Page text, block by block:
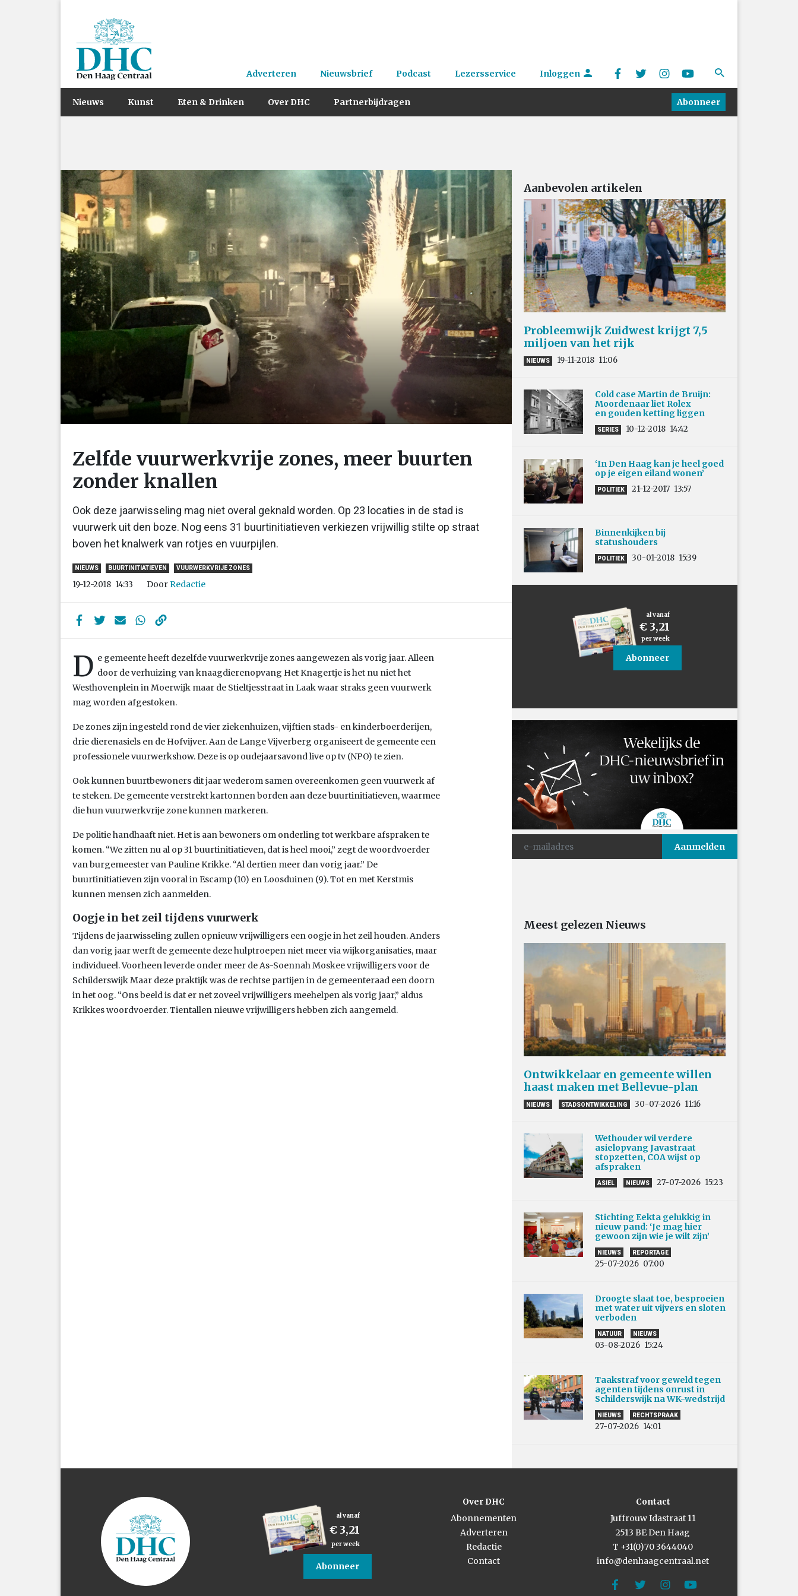
Adverteren Nieuwsbrief Podcast Lezersservice Inloggen
Nieuws Kunst Eten & Drinken Over DHC Partnerbijdragen Abonneer
Zelfde vuurwerkvrije zones, meer buurten
zonder knallen
Ook deze jaarwisseling mag niet overal geknald worden. Op 23 locaties in de stad is
vuurwerk uit den boze. Nog eens 31 buurtinitiatieven verkiezen vrijwillig stilte op straat
boven het knalwerk van rotjes en vuurpijlen.
NIEUWS BUURTINITIATIEVEN VUURWERKVRIJE ZONES
19-12-2018 14:33 Door Redactie
D e gemeente heeft dezelfde vuurwerkvrije zones aangewezen als vorig jaar. Alleen
door de verhuizing van knaagdierenopvang Het Knagertje is het nu niet het
Westhovenplein in Moerwijk maar de Stieltjesstraat in Laak waar straks geen vuurwerk
mag worden afgestoken.
De zones zijn ingesteld rond de vier ziekenhuizen, vijftien stads- en kinderboerderijen,
drie dierenasiels en de Hofvijver. Aan de Lange Vijverberg organiseert de gemeente een
professionele vuurwerkshow. Deze is op oudejaarsavond live op tv (NPO) te zien.
Ook kunnen buurtbewoners dit jaar wederom samen overeenkomen geen vuurwerk af
te steken. De gemeente verstrekt kartonnen borden aan deze buurtinitiatieven, waarmee
die hun vuurwerkvrije zone kunnen markeren.
De politie handhaaft niet. Het is aan bewoners om onderling tot werkbare afspraken te
komen. “We zitten nu al op 31 buurtinitiatieven, dat is heel mooi,” zegt de woordvoerder
van burgemeester van Pauline Krikke. “Al dertien meer dan vorig jaar.” De
buurtinitiatieven zijn vooral in Escamp (10) en Loosduinen (9). Tot en met Kerstmis
kunnen mensen zich aanmelden.
Oogje in het zeil tijdens vuurwerk
Tijdens de jaarwisseling zullen opnieuw vrijwilligers een oogje in het zeil houden. Anders
dan vorig jaar werft de gemeente deze hulptroepen niet meer via wijkorganisaties, maar
individueel. Voorheen leverde onder meer de As-Soennah Moskee vrijwilligers voor de
Schilderswijk Maar deze praktijk was de rechtse partijen in de gemeenteraad een doorn
in het oog. “Ons beeld is dat er net zoveel vrijwilligers meehelpen als vorig jaar,” aldus
Krikkes woordvoerder. Tientallen nieuwe vrijwilligers hebben zich aangemeld.
Aanbevolen artikelen
Probleemwijk Zuidwest krijgt 7,5
miljoen van het rijk
NIEUWS 19-11-2018 11:06
Cold case Martin de Bruijn:
Moordenaar liet Rolex
en gouden ketting liggen
SERIES 10-12-2018 14:42
‘In Den Haag kan je heel goed
op je eigen eiland wonen’
POLITIEK 21-12-2017 13:57
Binnenkijken bij
statushouders
POLITIEK 30-01-2018 15:39
al vanaf
€ 3,21
per week
Abonneer
Meest gelezen Nieuws
Ontwikkelaar en gemeente willen
haast maken met Bellevue-plan
NIEUWS STADSONTWIKKELING 30-07-2026 11:16
Wethouder wil verdere
asielopvang Javastraat
stopzetten, COA wijst op
afspraken
ASIEL NIEUWS 27-07-2026 15:23
Stichting Eekta gelukkig in
nieuw pand: ‘Je mag hier
gewoon zijn wie je wilt zijn’
NIEUWS REPORTAGE
25-07-2026 07:00
Droogte slaat toe, besproeien
met water uit vijvers en sloten
verboden
NATUUR NIEUWS
03-08-2026 15:24
Taakstraf voor geweld tegen
agenten tijdens onrust in
Schilderswijk na WK-wedstrijd
NIEUWS RECHTSPRAAK
27-07-2026 14:01
al vanaf
€ 3,21
per week
Abonneer
Over DHC
Abonnementen
Adverteren
Redactie
Contact
Contact
Juffrouw Idastraat 11
2513 BE Den Haag
T +31(0)70 3644040
info@denhaagcentraal.net